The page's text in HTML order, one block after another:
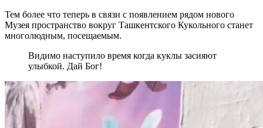
Тем более что теперь в связи с появлением рядом нового
Музея пространство вокруг Ташкентского Кукольного станет
многолюдным, посещаемым.
Видимо наступило время когда куклы засияют
улыбкой. Дай Бог!